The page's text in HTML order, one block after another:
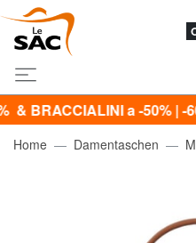
a -50% | -60% |
Home Damentaschen